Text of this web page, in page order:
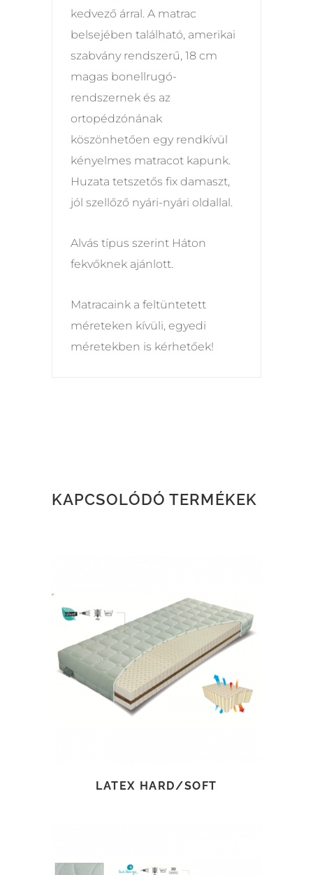
kedvező árral. A matrac
belsejében található, amerikai
szabvány rendszerű, 18 cm
magas bonellrugó-
rendszernek és az
ortopédzónának
köszönhetően egy rendkívül
kényelmes matracot kapunk.
Huzata tetszetős fix damaszt,
jól szellőző nyári-nyári oldallal.
Alvás típus szerint Háton
fekvőknek ajánlott.
Matracaink a feltüntetett
méreteken kívüli, egyedi
méretekben is kérhetőek!
KAPCSOLÓDÓ TERMÉKEK
TOVÁBB OLVASOM
LATEX HARD/SOFT